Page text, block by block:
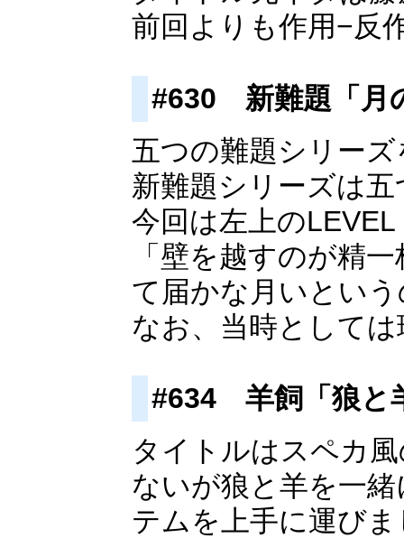
前回よりも作用−反
#630 新難題「月
五つの難題シリー
新難題シリーズは
今回は左上の
「壁を越すのが精
て届かな月いとい
なお、当時として
#634 羊飼「狼と
タイトルはスペカ
ないが狼と羊を一
テムを上手に運び